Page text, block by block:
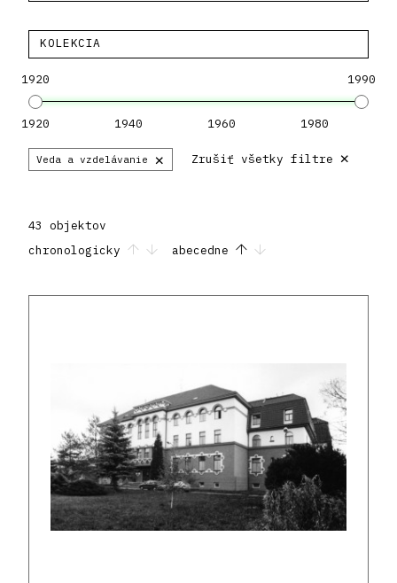
KOLEKCIA
1920 1990
1920 1940 1960 1980
Veda a vzdelávanie × Zrušiť všetky filtre ×
43 objektov
chronologicky
abecedne